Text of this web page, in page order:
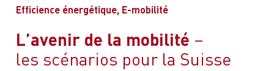
Efficience énergétique, E-mobilité
L’avenir de la mobilité
les scénarios pour la Suisse